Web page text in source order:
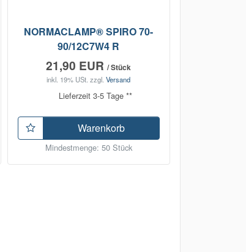
NORMACLAMP® SPIRO 70-
90/12C7W4 R
21,90 EUR/ Stück
inkl. 19% USt. zzgl.Versand
Lieferzeit 3-5 Tage **
Warenkorb
Mindestmenge: 50 Stück